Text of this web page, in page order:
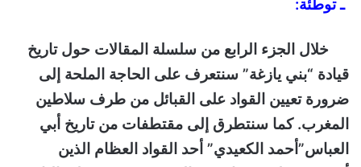
ـ توطئة:
خلال الجزء الرابع من سلسلة المقالات حول تاريخ
قيادة “بني يازغة” سنتعرف على الحاجة الملحة إلى
ضرورة تعيين القواد على القبائل من طرف سلاطين
المغرب. كما سنتطرق إلى مقتطفات من تاريخ أبي
العباس”أحمد الكعيدي” أحد القواد العظام الذين